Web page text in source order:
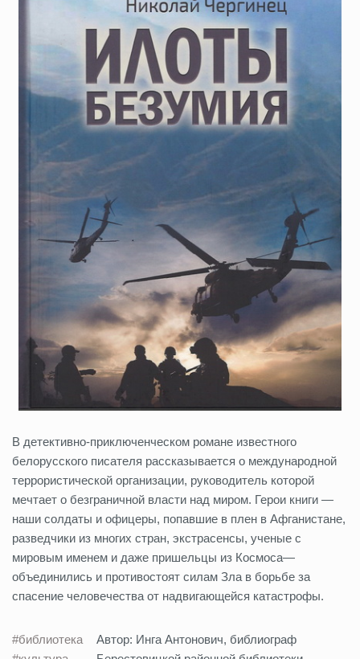
В детективно-приключенческом романе известного
белорусско­го писателя рассказывается о международной
террористической организации, руководитель которой
мечтает о безграничной власти над миром. Герои книги —
наши солдаты и офицеры, попавшие в плен в Афганистане,
разведчики из многих стран, экстрасенсы, уче­ные с
мировым именем и даже пришельцы из Космоса—
объедини­лись и противостоят силам Зла в борьбе за
спасение человечества от надвигающейся катастрофы.
#библиотека
Автор: Инга Антонович, библиограф